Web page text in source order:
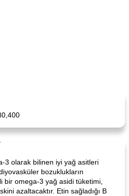
3 olarak bilinen iyi yağ asitleri
bozuklukların
bir omega-3 yağ asidi tüketimi,
azaltacaktır. Etin sağladığı B